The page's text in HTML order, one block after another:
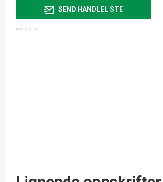
SEND HANDLELISTE